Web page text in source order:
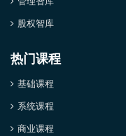
股权智库
热门课程
基础课程
系统课程
商业课程